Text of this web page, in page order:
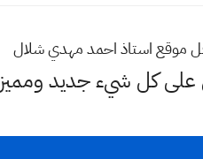
موقع استاذ احمد مهدي شلال
كل شيء جديد ومميز